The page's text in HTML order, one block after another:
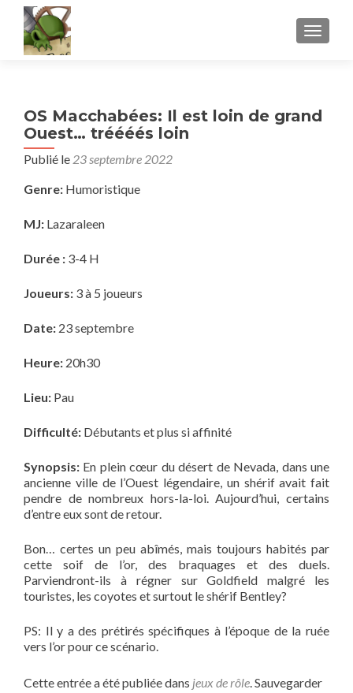
OS Macchabées: Il est loin de grand
Ouest… tréééés loin
Publié le 23 septembre 2022
Genre: Humoristique
MJ: Lazaraleen
Durée : 3-4 H
Joueurs: 3 à 5 joueurs
Date: 23 septembre
Heure: 20h30
Lieu: Pau
Difficulté: Débutants et plus si affinité
Synopsis: En plein cœur du désert de Nevada, dans une
ancienne ville de l’Ouest légendaire, un shérif avait fait
pendre de nombreux hors-la-loi. Aujourd’hui, certains
d’entre eux sont de retour.
Bon… certes un peu abîmés, mais toujours habités par
cette soif de l’or, des braquages et des duels.
Parviendront-ils à régner sur Goldfield malgré les
touristes, les coyotes et surtout le shérif Bentley?
PS: Il y a des prétirés spécifiques à l’époque de la ruée
vers l’or pour ce scénario.
Cette entrée a été publiée dans jeux de rôle. Sauvegarder